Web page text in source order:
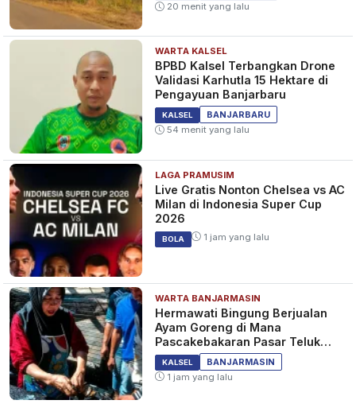
20 menit yang lalu
WARTA KALSEL
BPBD Kalsel Terbangkan Drone
Validasi Karhutla 15 Hektare di
Pengayuan Banjarbaru
KALSEL
BANJARBARU
54 menit yang lalu
LAGA PRAMUSIM
Live Gratis Nonton Chelsea vs AC
Milan di Indonesia Super Cup
2026
BOLA 1 jam yang lalu
WARTA BANJARMASIN
Hermawati Bingung Berjualan
Ayam Goreng di Mana
Pascakebakaran Pasar Teluk
Dalam Banjarmasin
KALSEL
BANJARMASIN
1 jam yang lalu